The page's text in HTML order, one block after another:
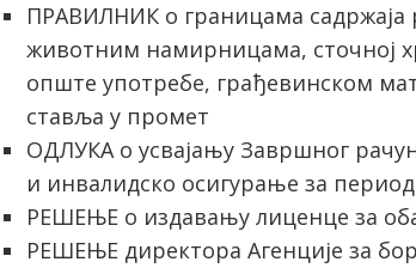
ПРАВИЛНИК о границама садржаја
животним намирницама, сточној
опште употребе, грађевинском
ставља у промет
ОДЛУКА о усвајању Завршног
и инвалидско осигурање за период
РЕШЕЊЕ о издавању лиценце за
РЕШЕЊЕ директора Агенције за